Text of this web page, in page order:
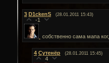
3 D1ckenS (28.01.2011 15:43)
-1
собственно сама мапа
4 Сутенёр (28.01.2011 15:45)
4